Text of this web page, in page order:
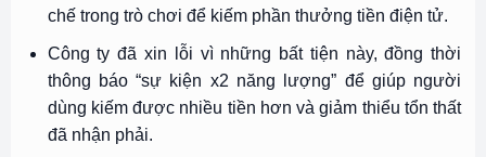
chế trong trò chơi để kiếm phần thưởng tiền điện tử.
Công ty đã xin lỗi vì những bất tiện này, đồng thời
thông báo “sự kiện x2 năng lượng” để giúp người
dùng kiếm được nhiều tiền hơn và giảm thiểu tổn thất
đã nhận phải.